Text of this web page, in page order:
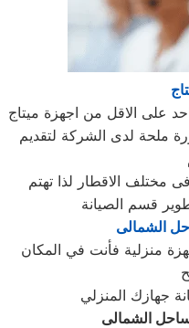
على الاقل من اجهزة ميتاج
ملحة لدى الشركة لتقديم
مختلف الاقطار لذا تهتم
قسم الصيانة
الشمالى
منزلية فأنت في المكان
جهازك المنزلي
الشمالى